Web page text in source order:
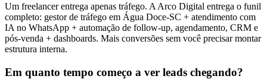
Um freelancer entrega apenas tráfego. A Arco Digital entrega o funil
completo: gestor de tráfego em Água Doce-SC + atendimento com
IA no WhatsApp + automação de follow-up, agendamento, CRM e
pós-venda + dashboards. Mais conversões sem você precisar montar
estrutura interna.
Em quanto tempo começo a ver leads chegando?